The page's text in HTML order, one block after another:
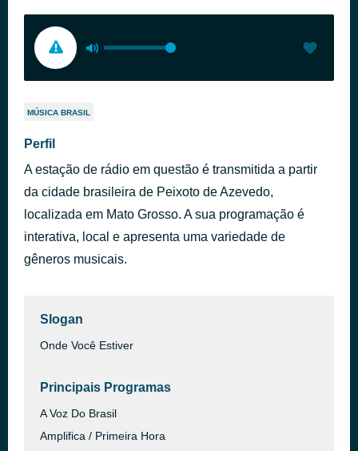
MÚSICA BRASIL
Perfil
A estação de rádio em questão é transmitida a partir
da cidade brasileira de Peixoto de Azevedo,
localizada em Mato Grosso. A sua programação é
interativa, local e apresenta uma variedade de
gêneros musicais.
Slogan
Onde Você Estiver
Principais Programas
A Voz Do Brasil
Amplifica / Primeira Hora